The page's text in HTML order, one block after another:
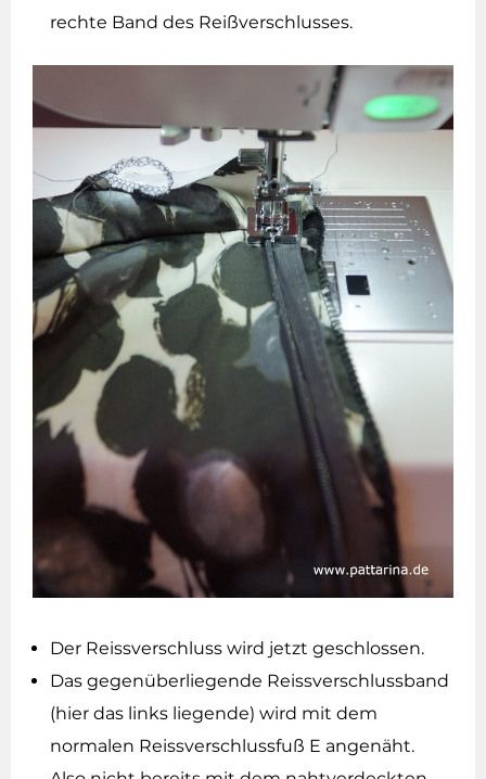
rechte Band des Reißverschlusses.
Der Reissverschluss wird jetzt geschlossen.
Das gegenüberliegende Reissverschlussband
(hier das links liegende) wird mit dem
normalen Reissverschlussfuß E angenäht.